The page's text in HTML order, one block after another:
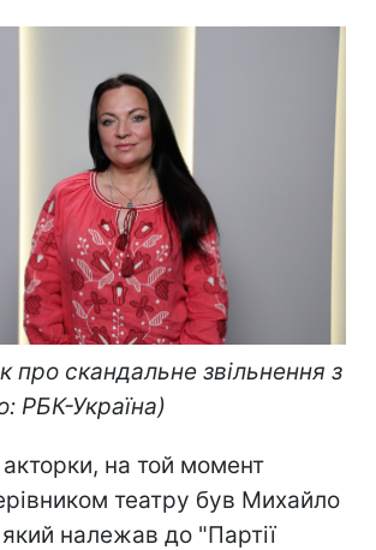
про скандальне звільнення з
РБК-Україна)
на той момент
театру був Михайло
який належав до "Партії